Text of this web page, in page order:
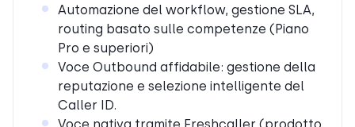
Automazione del workflow, gestione SLA,
routing basato sulle competenze (Piano
Pro e superiori)
Voce Outbound affidabile: gestione della
reputazione e selezione intelligente del
Caller ID.